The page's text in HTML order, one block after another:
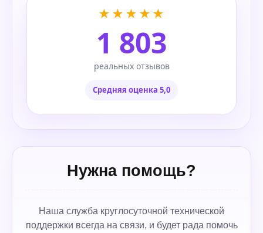
★★★★★
1 803
реальных отзывов
Средняя оценка 5,0
Нужна помощь?
Наша служба круглосуточной технической
поддержки всегда на связи, и будет рада помочь